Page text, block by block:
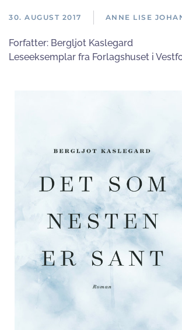
30. AUGUST 2017 ANNE LISE
Forfatter: Bergljot Kaslegard
Leseeksemplar fra Forlagshuset i